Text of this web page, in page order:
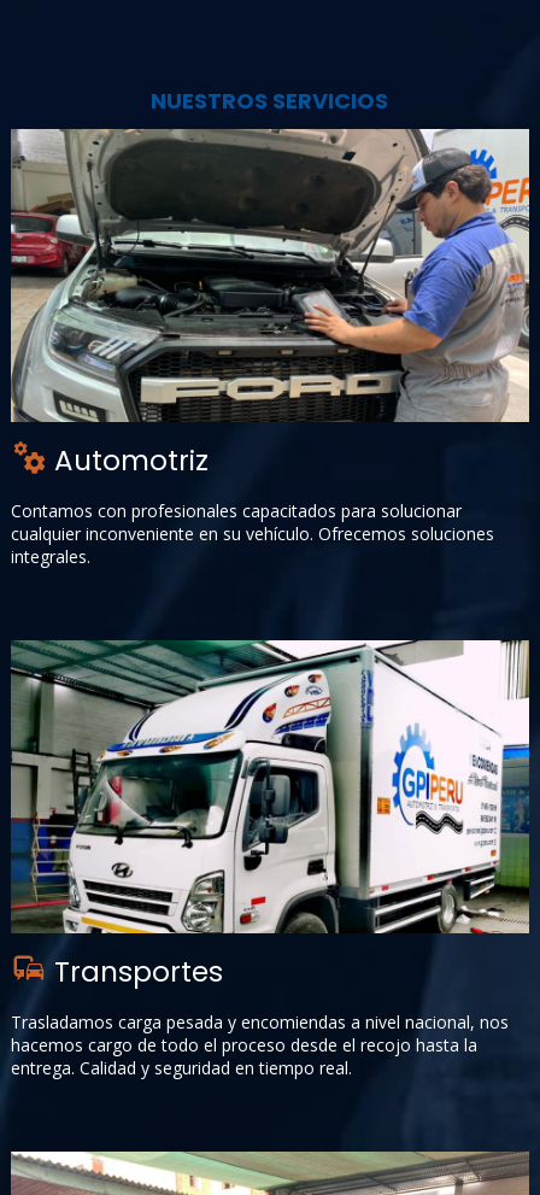
NUESTROS SERVICIOS
Automotriz
Contamos con profesionales capacitados para solucionar
cualquier inconveniente en su vehículo. Ofrecemos soluciones
integrales.
+
Transportes
Trasladamos carga pesada y encomiendas a nivel nacional, nos
hacemos cargo de todo el proceso desde el recojo hasta la
entrega. Calidad y seguridad en tiempo real.
+